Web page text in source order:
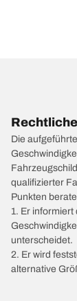
Die
qualifizierter
Punkten
1. Er
unterscheidet.
2. Er wird
alternative